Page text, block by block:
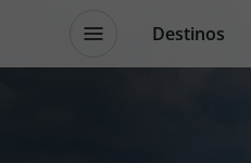
Destinos
Promoções